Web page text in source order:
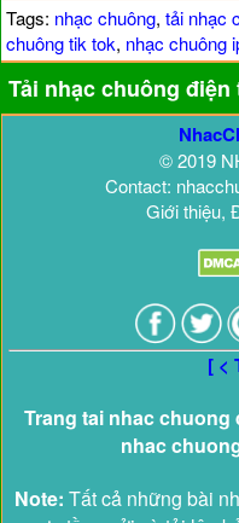
Tags: nhạc chuông, tải nhạc
chuông tik tok, nhạc chuông
Tải nhạc chuông
© 2019
Contact:
Giới thiệu,
[ <
Trang tai nhac chuong
nhac
Note: Tất cả những bài